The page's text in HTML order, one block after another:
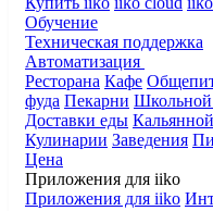
Обучение
Техническая поддержка
Автоматизация
Ресторана Кафе
фуда Пекарни Школьной
Доставки еды Кальянной
Кулинарии Заведения
Цена
Приложения для iiko
Приложения для iiko